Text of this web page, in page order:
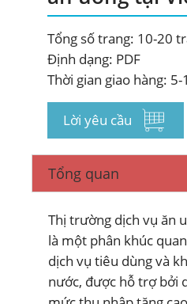
Tổng số trang: 10-20
Định dạng: PDF
Thời gian giao hàng:
Lời yêu cầu
Tổng quan
Thị trường dịch vụ ăn
là một phân khúc
dịch vụ tiêu dùng và
nước, được hỗ trợ bởi